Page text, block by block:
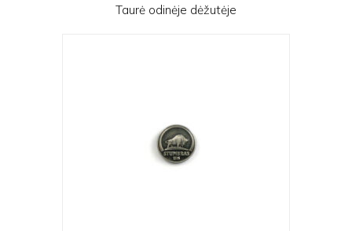
Taurė odinėje dėžutėje